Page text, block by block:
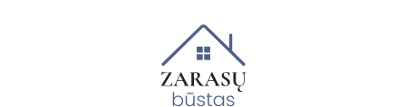
Savitarna
Transporto ir komunalinio ūkio skyrius
Paslaugos
Naudinga informacija
Kontaktai